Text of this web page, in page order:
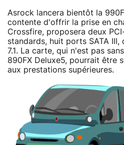
Asrock lancera bientôt la
contente d'offrir la prise en
Crossfire, proposera deux
standards, huit ports SATA III,
7.1. La carte, qui n'est pas
890FX Deluxe5, pourrait être
aux prestations supérieures.